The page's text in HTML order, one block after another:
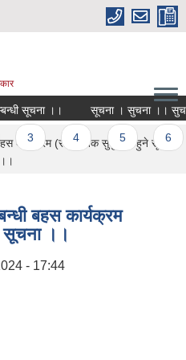
सूचना ।। सूचना । सुचना ।।
3 4 5 6
कार्यक्रम (सार्वजनिक सुनुवाई) हुने सूचना
।।
बहस कार्यक्रम
सूचना ।।
- 17:44